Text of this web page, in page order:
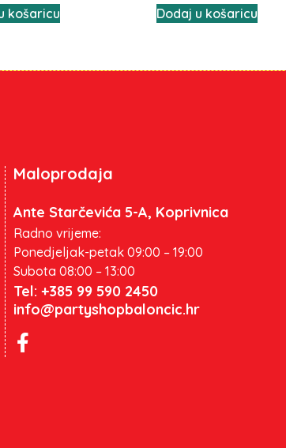
košaricu Dodaj u košaricu
Maloprodaja
Ante Starčevića 5-A, Koprivnica
Radno vrijeme:
Ponedjeljak-petak 09:00 – 19:00
Subota 08:00 – 13:00
Tel: +385 99 590 2450
info@partyshopbaloncic.hr